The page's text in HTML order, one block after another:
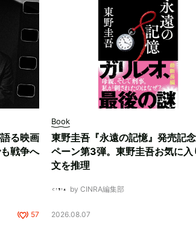
る映画
戦争へ
57
Book
東野圭吾『永遠の記憶』発売記
ペーン第3弾。東野圭吾お気に入
文を推理
by CINRA編集部
2026.08.07